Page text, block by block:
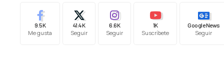
9.5K
Me gusta
41.4K
Seguir
6.6K
Seguir
1K
Suscríbete
Google News
Seguir